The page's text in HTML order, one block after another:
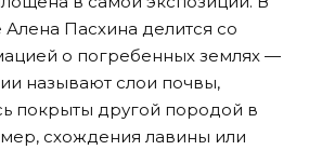
Алена Пасхина делится со
о погребенных землях —
называют слои почвы,
покрыты другой породой в
схождения лавины или